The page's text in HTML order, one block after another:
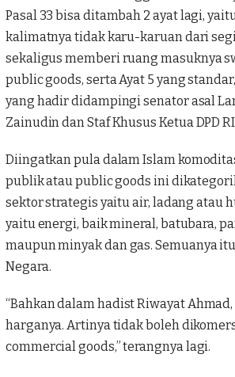
Pasal 33 bisa ditambah 2 ayat lagi,
kalimatnya tidak karu-karuan dari
sekaligus memberi ruang masuknya
public goods, serta Ayat 5 yang
yang hadir didampingi senator asal
Zainudin dan Staf Khusus Ketua DPD
Diingatkan pula dalam Islam
publik atau public goods ini
sektor strategis yaitu air, ladang atau
yaitu energi, baik mineral, batubara,
maupun minyak dan gas. Semuanya
Negara.
“Bahkan dalam hadist Riwayat
harganya. Artinya tidak boleh
commercial goods,” terangnya lagi.